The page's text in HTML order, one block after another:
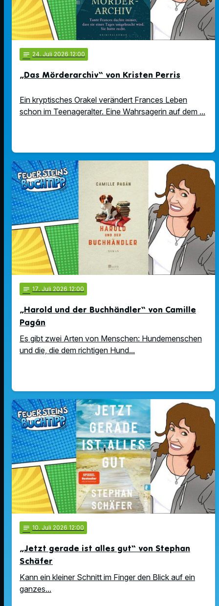
notes 24. Juli 2026 12:00
„Das Mörderarchiv“ von Kristen Perris
Ein kryptisches Orakel verändert Frances Leben
schon im Teenageralter. Eine Wahrsagerin auf dem ...
notes 17. Juli 2026 12:00
„Harold und der Buchhändler“ von Camille
Pagán
Es gibt zwei Arten von Menschen: Hundemenschen
und die, die dem richtigen Hund...
notes 10. Juli 2026 12:00
„Jetzt gerade ist alles gut“ von Stephan
Schäfer
Kann ein kleiner Schnitt im Finger den Blick auf ein
ganzes...